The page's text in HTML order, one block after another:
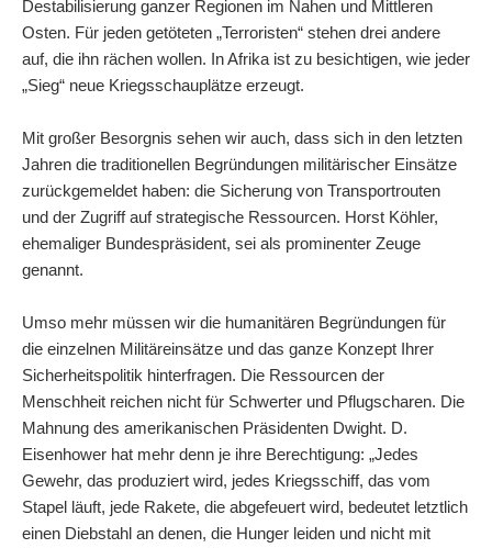
Destabilisierung ganzer Regionen im Nahen und Mittleren
Osten. Für jeden getöteten „Terroristen“ stehen drei andere
auf, die ihn rächen wollen. In Afrika ist zu besichtigen, wie jeder
„Sieg“ neue Kriegsschauplätze erzeugt.
Mit großer Besorgnis sehen wir auch, dass sich in den letzten
Jahren die traditionellen Begründungen militärischer Einsätze
zurückgemeldet haben: die Sicherung von Transportrouten
und der Zugriff auf strategische Ressourcen. Horst Köhler,
ehemaliger Bundespräsident, sei als prominenter Zeuge
genannt.
Umso mehr müssen wir die humanitären Begründungen für
die einzelnen Militäreinsätze und das ganze Konzept Ihrer
Sicherheitspolitik hinterfragen. Die Ressourcen der
Menschheit reichen nicht für Schwerter und Pflugscharen. Die
Mahnung des amerikanischen Präsidenten Dwight. D.
Eisenhower hat mehr denn je ihre Berechtigung: „Jedes
Gewehr, das produziert wird, jedes Kriegsschiff, das vom
Stapel läuft, jede Rakete, die abgefeuert wird, bedeutet letztlich
einen Diebstahl an denen, die Hunger leiden und nicht mit